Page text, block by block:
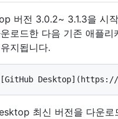
버전 3.0.2~ 3.1.3을 시
로드한 다음 기존 애플
지됩니다.
최신 버전을 다운로